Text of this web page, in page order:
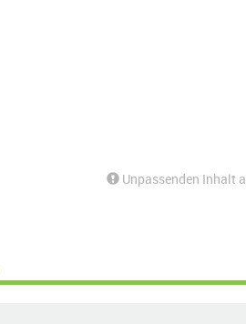
Unpassenden Inhalt